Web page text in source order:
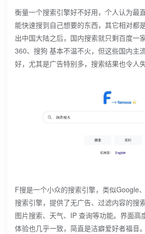
衡量一个搜索引擎好不好用，个人认为最
能快速搜到自己想要的东西，其它相对都
出中国大陆之后，国内搜索就只剩百度一
360、搜狗 基本不温不火，但这些国内主
好，尤其是广告特别多，搜索结果也令人失
F搜是一个小众的搜索引擎，类似Google
搜索引擎，提供了无广告、过滤内容的搜
图片搜索、天气、IP 查询等功能。界面高
体验也几乎一致，简直是洁癖爱好者福音。